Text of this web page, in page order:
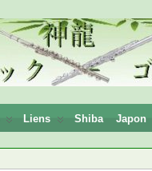
Liens Shiba Japon